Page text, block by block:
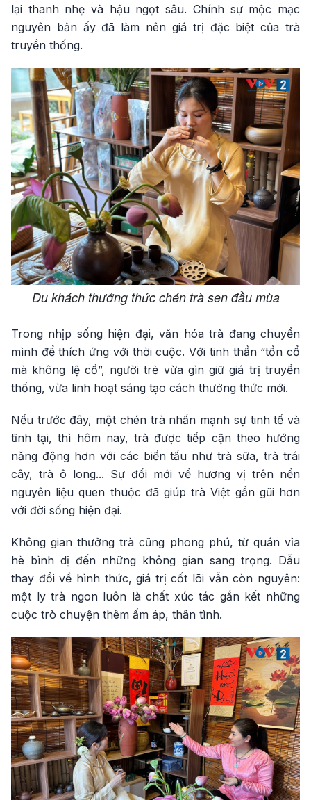
lại thanh nhẹ và hậu ngọt sâu. Chính sự mộc mạc
nguyên bản ấy đã làm nên giá trị đặc biệt của trà
truyền thống.
Du khách thưởng thức chén trà sen đầu mùa
Trong nhịp sống hiện đại, văn hóa trà đang chuyển
mình để thích ứng với thời cuộc. Với tinh thần “tồn cổ
mà không lệ cổ”, người trẻ vừa gìn giữ giá trị truyền
thống, vừa linh hoạt sáng tạo cách thưởng thức mới.
Nếu trước đây, một chén trà nhấn mạnh sự tinh tế và
tĩnh tại, thì hôm nay, trà được tiếp cận theo hướng
năng động hơn với các biến tấu như trà sữa, trà trái
cây, trà ô long... Sự đổi mới về hương vị trên nền
nguyên liệu quen thuộc đã giúp trà Việt gần gũi hơn
với đời sống hiện đại.
Không gian thưởng trà cũng phong phú, từ quán vỉa
hè bình dị đến những không gian sang trọng. Dẫu
thay đổi về hình thức, giá trị cốt lõi vẫn còn nguyên:
một ly trà ngon luôn là chất xúc tác gắn kết những
cuộc trò chuyện thêm ấm áp, thân tình.